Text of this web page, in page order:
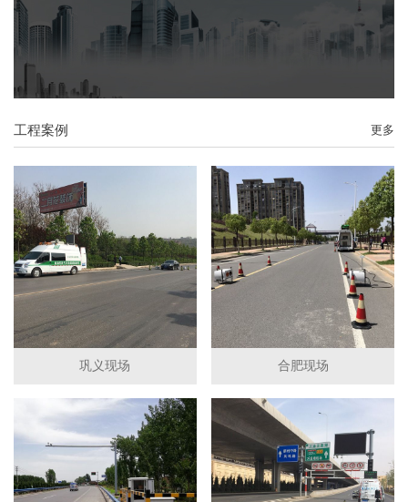
工程案例 更多
巩义现场 合肥现场